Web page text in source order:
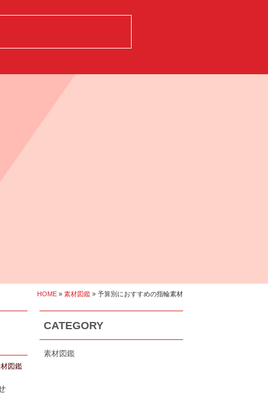
HOME » 素材図鑑 » 予算別におすすめの指輪素材
図鑑
CATEGORY
素材図鑑